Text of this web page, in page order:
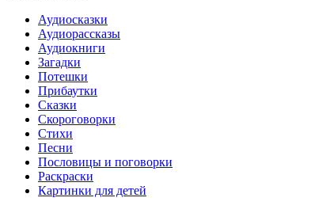
Аудиосказки
Аудиорассказы
Аудиокниги
Загадки
Потешки
Прибаутки
Сказки
Скороговорки
Стихи
Песни
Пословицы и поговорки
Раскраски
Картинки для детей